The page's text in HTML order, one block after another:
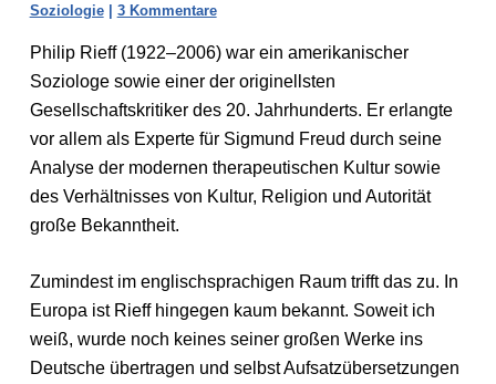
Soziologie| 3 Kommentare
Philip Rieff (1922–2006) war ein amerikanischer
Soziologe sowie einer der originellsten
Gesellschaftskritiker des 20. Jahrhunderts. Er erlangte
vor allem als Experte für Sigmund Freud durch seine
Analyse der modernen therapeutischen Kultur sowie
des Verhältnisses von Kultur, Religion und Autorität
große Bekanntheit.
Zumindest im englischsprachigen Raum trifft das zu. In
Europa ist Rieff hingegen kaum bekannt. Soweit ich
weiß, wurde noch keines seiner großen Werke ins
Deutsche übertragen und selbst Aufsatzübersetzungen